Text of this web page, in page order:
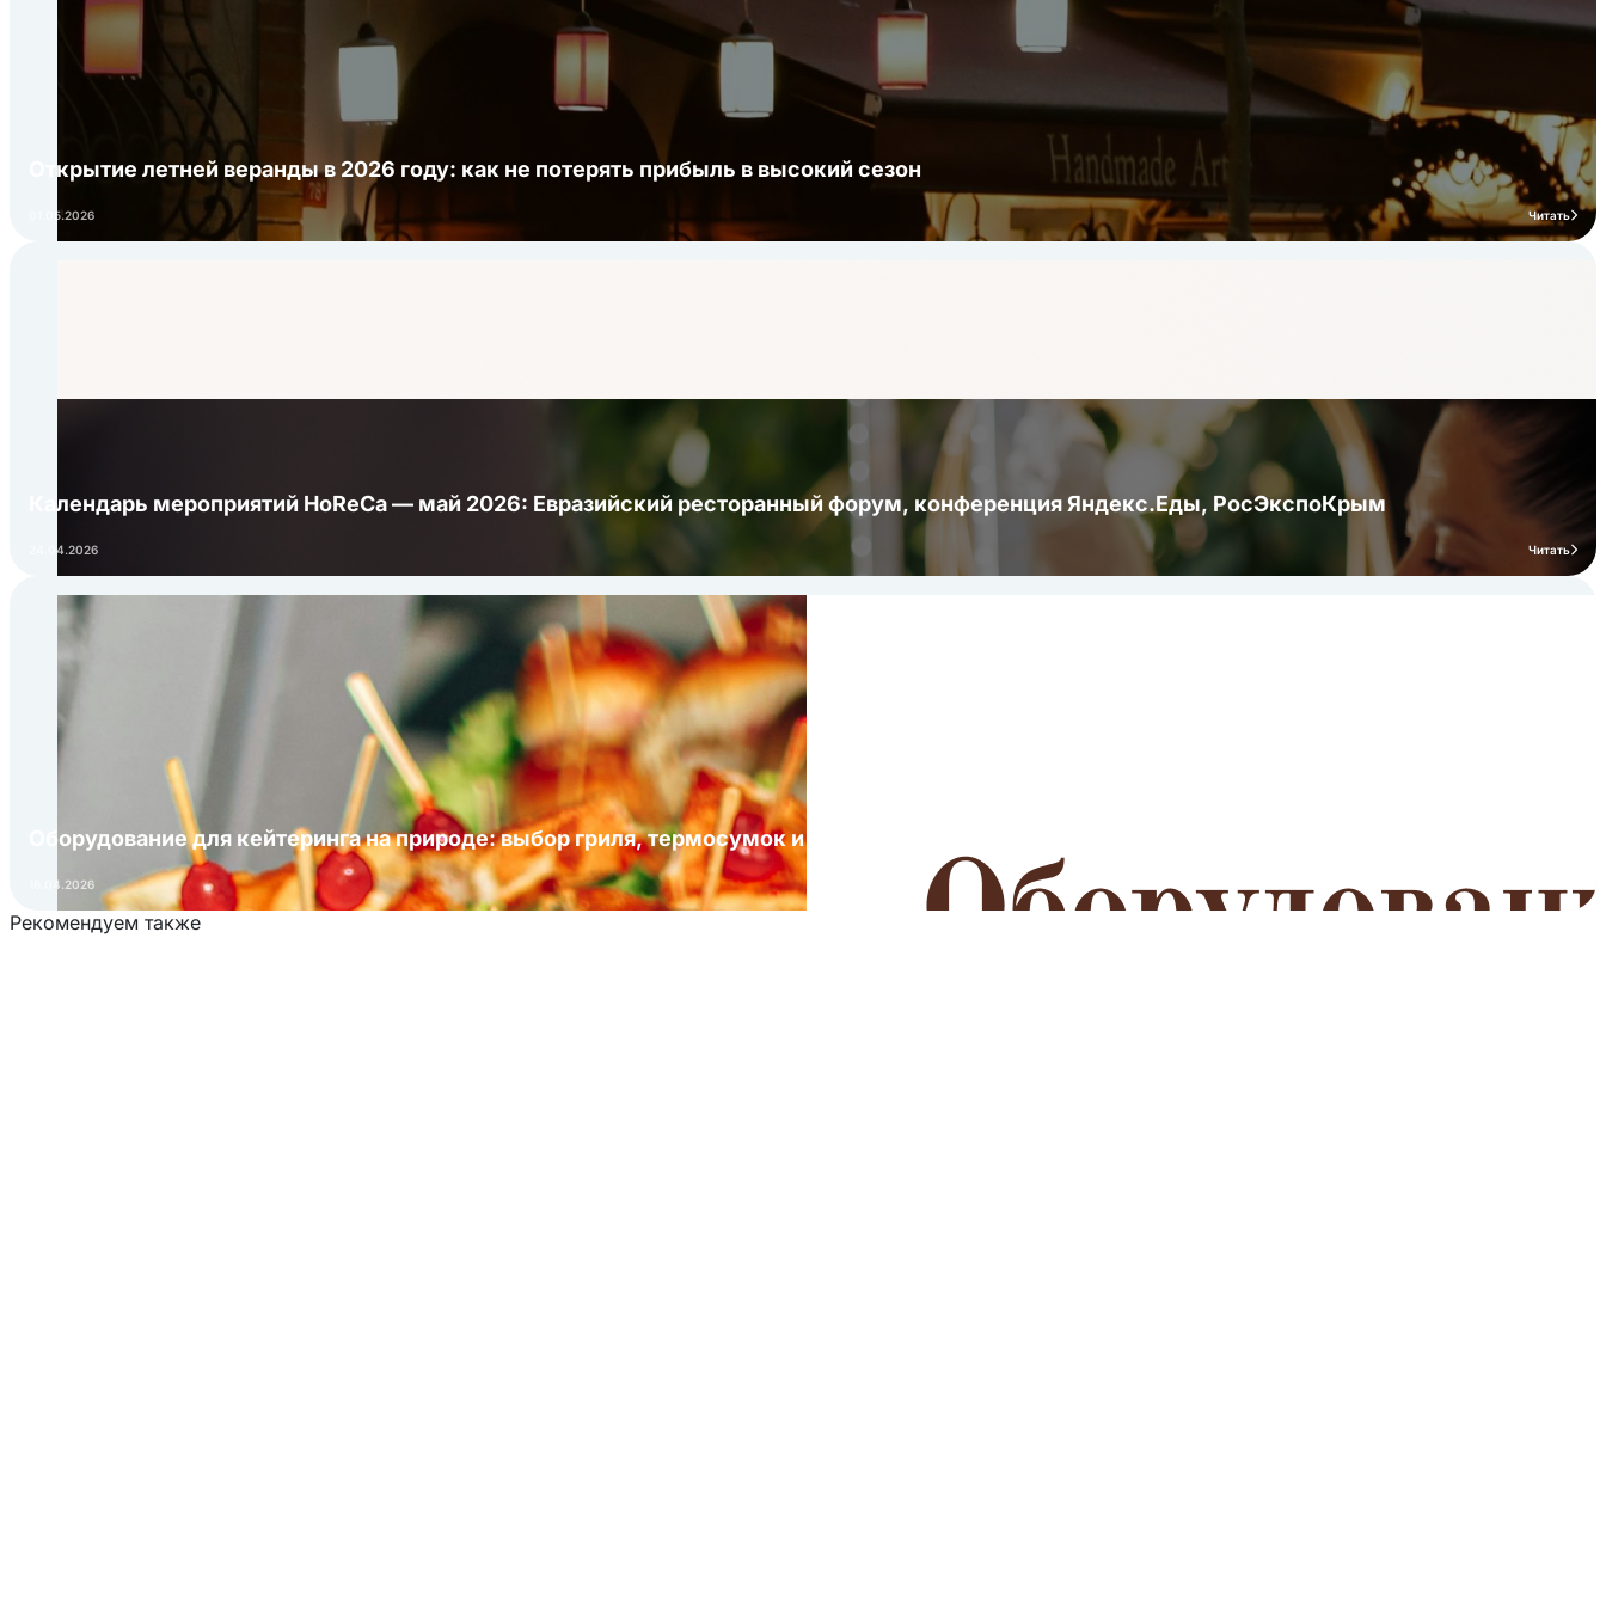
Открытие летней веранды в 2026 году: как не потерять прибыль в высокий сезон
01.05.2026 Читать
Календарь мероприятий HoReCa — май 2026: Евразийский ресторанный форум, конференция Яндекс.Еды, РосЭкспоКрым
24.04.2026 Читать
Оборудование для кейтеринга на природе: выбор гриля, термосумок и посуды для выездных мероприятий
16.04.2026
Рекомендуем также